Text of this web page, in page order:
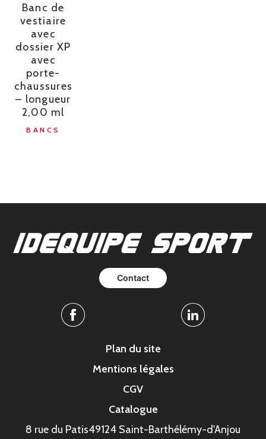
Banc de
vestiaire
avec
dossier XP
avec
porte-
chaussures
– longueur
2,00 ml
BANCS
Contact
Facebook Linkedin
Plan du site
Mentions légales
CGV
Catalogue
8 rue du Patis49124 Saint-Barthélémy-d'Anjou